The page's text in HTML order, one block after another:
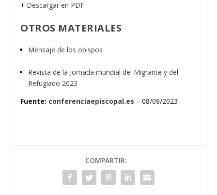
+ Descargar en PDF
OTROS MATERIALES
Mensaje de los obispos
Revista de la Jornada mundial del Migrante y del
Refugiado 2023
Fuente: conferenciaepiscopal.es – 08/09/2023
COMPARTIR: